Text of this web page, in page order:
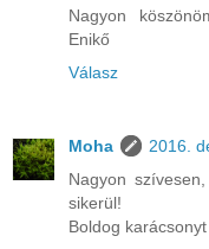
Nagyon
Enikő
Válasz
Moha
2016.
Nagyon
sikerül!
Boldog